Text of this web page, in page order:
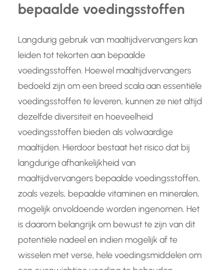
bepaalde voedingsstoffen
Langdurig gebruik van maaltijdvervangers kan
leiden tot tekorten aan bepaalde
voedingsstoffen. Hoewel maaltijdvervangers
bedoeld zijn om een breed scala aan essentiële
voedingsstoffen te leveren, kunnen ze niet altijd
dezelfde diversiteit en hoeveelheid
voedingsstoffen bieden als volwaardige
maaltijden. Hierdoor bestaat het risico dat bij
langdurige afhankelijkheid van
maaltijdvervangers bepaalde voedingsstoffen,
zoals vezels, bepaalde vitaminen en mineralen,
mogelijk onvoldoende worden ingenomen. Het
is daarom belangrijk om bewust te zijn van dit
potentiële nadeel en indien mogelijk af te
wisselen met verse, hele voedingsmiddelen om